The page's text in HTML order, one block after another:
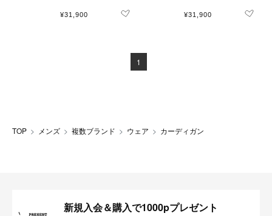
¥31,900 ¥31,900
1
TOP メンズ 複数ブランド ウェア カーディガン
新規入会＆購入で1000pプレゼント